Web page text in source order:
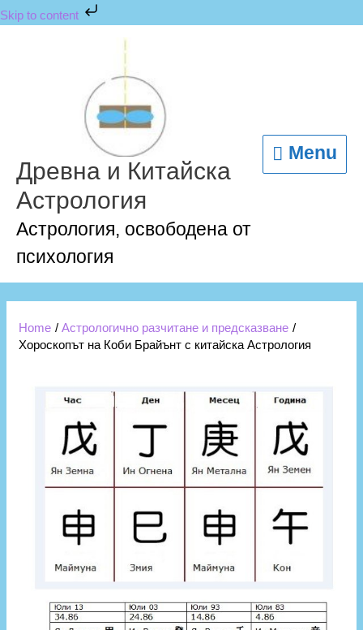
Skip to content
Skip
to
Древна и Китайска
Астрология
Астрология, освободена от
психология
Menu
Home
Астрологично разчитане и предсказване
Хороскопът на Коби Брайънт с китайска Астрология